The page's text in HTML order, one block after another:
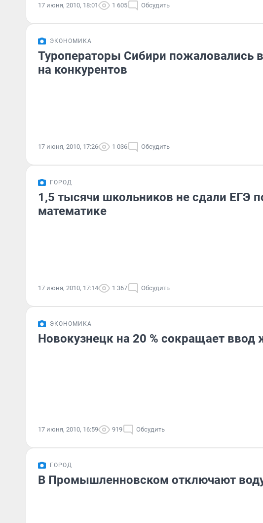
17 июня, 2010, 18:01 1 605 Обсудить
ЭКОНОМИКА
Туроператоры Сибири пожаловались
на конкурентов
17 июня, 2010, 17:26 1 036 Обсудить
ГОРОД
1,5 тысячи школьников не сдали ЕГЭ
математике
17 июня, 2010, 17:14 1 367 Обсудить
ЭКОНОМИКА
Новокузнецк на 20 % сокращает ввод
17 июня, 2010, 16:59 919 Обсудить
ГОРОД
В Промышленновском отключают